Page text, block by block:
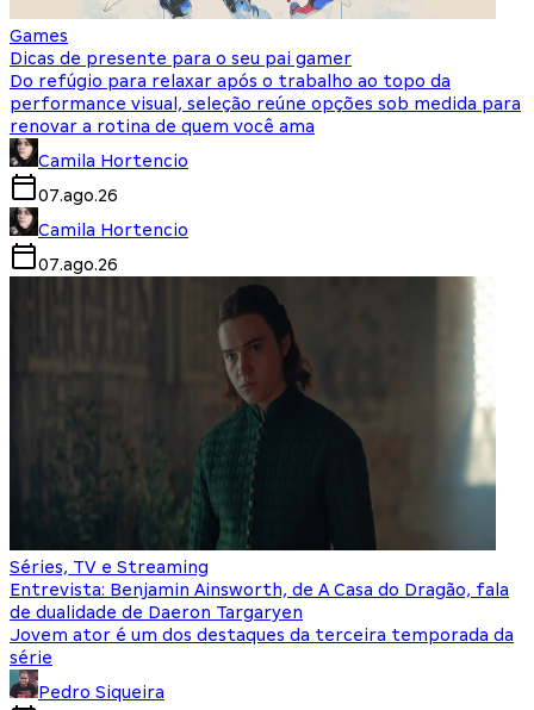
Games
Dicas de presente para o seu pai gamer
Do refúgio para relaxar após o trabalho ao topo da
performance visual, seleção reúne opções sob medida para
renovar a rotina de quem você ama
Camila Hortencio
07.ago.26
Camila Hortencio
07.ago.26
Séries, TV e Streaming
Entrevista: Benjamin Ainsworth, de A Casa do Dragão, fala
de dualidade de Daeron Targaryen
Jovem ator é um dos destaques da terceira temporada da
série
Pedro Siqueira